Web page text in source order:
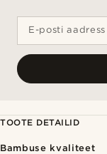
E-posti aadress
TOOTE DETAILID
Bambuse kvaliteet